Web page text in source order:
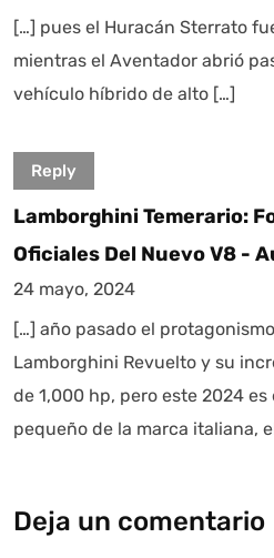
[…] pues el Huracán Sterrato
mientras el Aventador abrió
vehículo híbrido de alto […]
Reply
Lamborghini Temerario:
Oficiales Del Nuevo V8 -
24 mayo, 2024
[…] año pasado el
Lamborghini Revuelto y su
de 1,000 hp, pero este 2024
pequeño de la marca italiana,
Deja un comentario